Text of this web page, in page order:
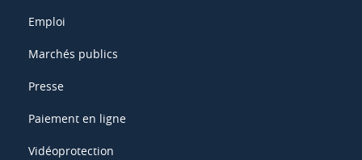
Emploi
Marchés publics
Presse
Paiement en ligne
Vidéoprotection